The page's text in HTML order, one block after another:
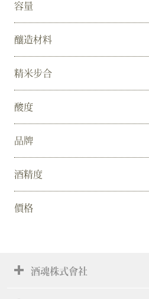
容量
釀造材料
精米步合
酸度
品牌
酒精度
價格
酒魂株式會社